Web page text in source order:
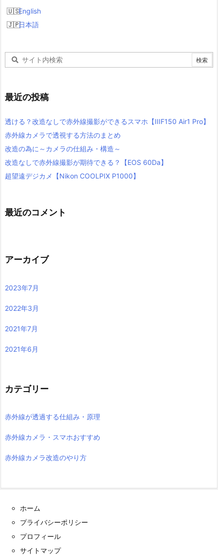
English
日本語
最近の投稿
透ける？改造なしで赤外線撮影ができるスマホ【IIIF150 Air1 Pro】
赤外線カメラで透視する方法のまとめ
改造の為に～カメラの仕組み・構造～
改造なしで赤外線撮影が期待できる？【EOS 60Da】
超望遠デジカメ【Nikon COOLPIX P1000】
最近のコメント
アーカイブ
2023年7月
2022年3月
2021年7月
2021年6月
カテゴリー
赤外線が透過する仕組み・原理
赤外線カメラ・スマホおすすめ
赤外線カメラ改造のやり方
ホーム
プライバシーポリシー
プロフィール
サイトマップ